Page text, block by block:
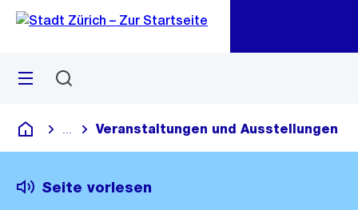
Navigation
Sprunglink
Menü
Deutsch
Blende alle Breadcrumbs ein
Veranstaltungen und Ausstellungen
Seite vorlesen